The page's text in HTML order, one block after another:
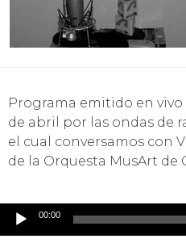
Programa emitido en vivo el pasado miércoles 27
de abril por las ondas de
el cual conversamos con
de la Orquesta MusArt de
00:00